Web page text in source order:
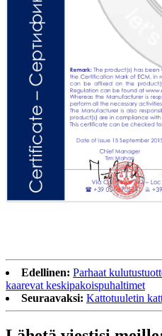
Edellinen: Parhaat
kaarevat keskipakoispuhaltimet
Seuraavaksi: Kattotuuletin